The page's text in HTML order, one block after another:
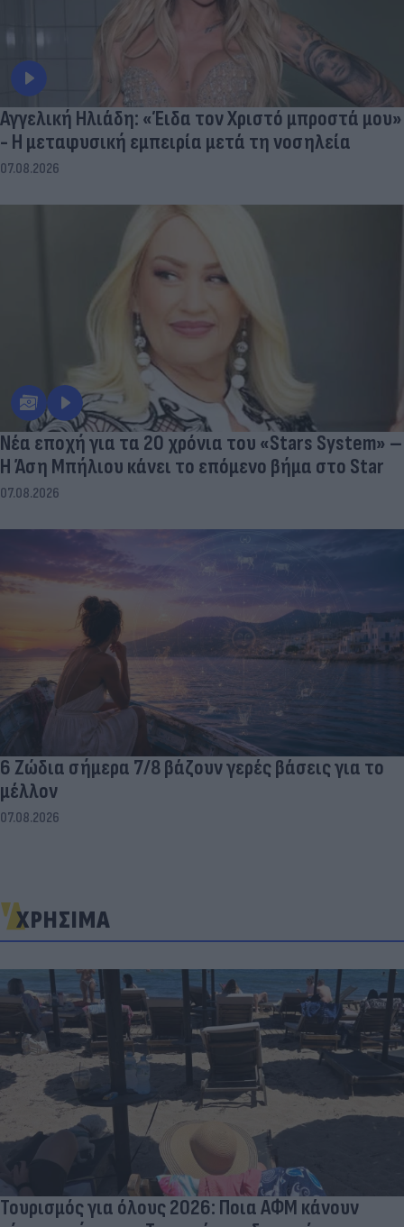
Αγγελική Ηλιάδη: «Έιδα τον Χριστό μπροστά μου»
- Η μεταφυσική εμπειρία μετά τη νοσηλεία
07.08.2026
Νέα εποχή για τα 20 χρόνια του «Stars System» –
Η Άση Μπήλιου κάνει το επόμενο βήμα στο Star
07.08.2026
6 Ζώδια σήμερα 7/8 βάζουν γερές βάσεις για το
μέλλον
07.08.2026
ΧΡΗΣΙΜΑ
Τουρισμός για όλους 2026: Ποια ΑΦΜ κάνουν